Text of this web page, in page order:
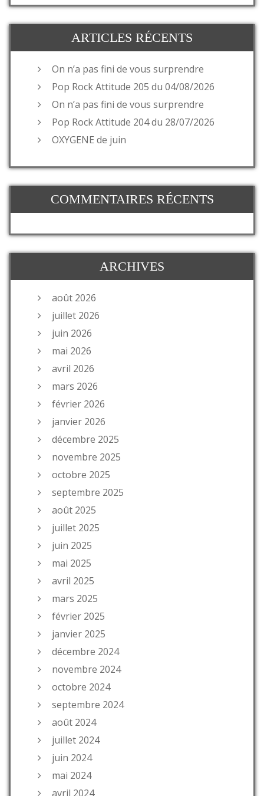
ARTICLES RÉCENTS
On n’a pas fini de vous surprendre
Pop Rock Attitude 205 du 04/08/2026
On n’a pas fini de vous surprendre
Pop Rock Attitude 204 du 28/07/2026
OXYGENE de juin
COMMENTAIRES RÉCENTS
ARCHIVES
août 2026
juillet 2026
juin 2026
mai 2026
avril 2026
mars 2026
février 2026
janvier 2026
décembre 2025
novembre 2025
octobre 2025
septembre 2025
août 2025
juillet 2025
juin 2025
mai 2025
avril 2025
mars 2025
février 2025
janvier 2025
décembre 2024
novembre 2024
octobre 2024
septembre 2024
août 2024
juillet 2024
juin 2024
mai 2024
avril 2024